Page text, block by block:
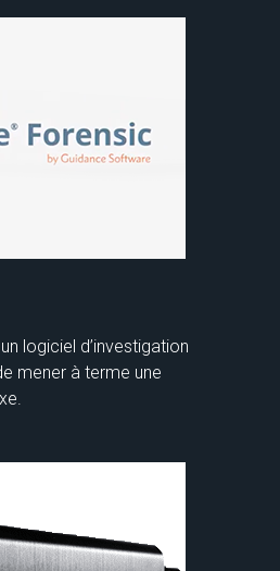
logiciel d’investigation
mener à terme une